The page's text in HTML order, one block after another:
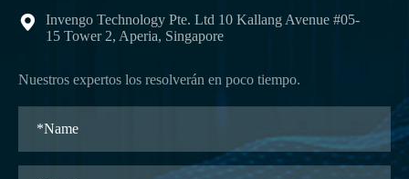

Invengo Technology Pte. Ltd 10 Kallang Avenue #05-
15 Tower 2, Aperia, Singapore
Nuestros expertos los resolverán en poco tiempo.